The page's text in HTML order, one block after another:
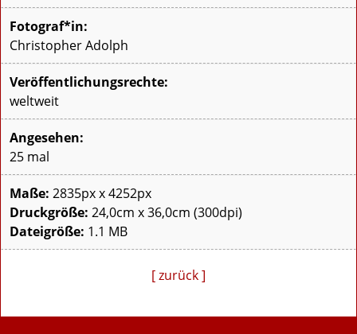
Fotograf*in:
Christopher Adolph
Veröffentlichungsrechte:
weltweit
Angesehen:
25 mal
Maße: 2835px x 4252px
Druckgröße: 24,0cm x 36,0cm (300dpi)
Dateigröße: 1.1 MB
[ zurück ]